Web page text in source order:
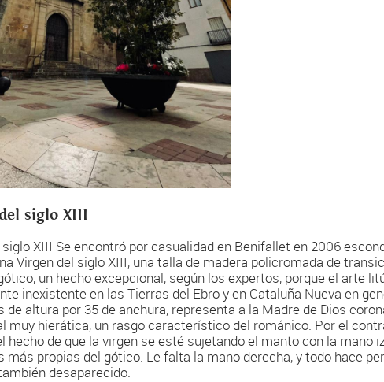
siglo XIII
siglo XIII Se encontró por casualidad en Benifallet en 2006
Virgen del siglo XIII, una talla de madera policromada de
un hecho excepcional, según los expertos, porque el arte
inexistente en las Tierras del Ebro y en Cataluña Nueva en
altura por 35 de anchura, representa a la Madre de Dios
muy hierática, un rasgo característico del románico. Por el
hecho de que la virgen se esté sujetando el manto con la mano
propias del gótico. Le falta la mano derecha, y todo hace
desaparecido.